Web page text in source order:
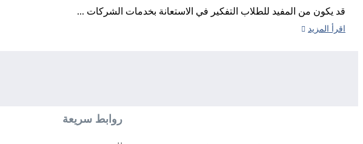
قد يكون من المفيد للطلاب التفكير في الاستعانة بخدمات الشركات ...
اقرأ المزيد
روابط سريعة